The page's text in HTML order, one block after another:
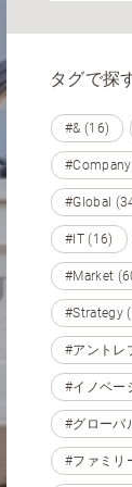
タグで探
#& (16)
#Global
#IT (16)
#Market
#Strategy
#アントレ
#イノベー
#グローバ
#ファミリ